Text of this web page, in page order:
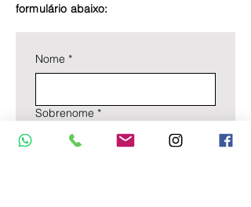
formulário abaixo:
Nome *
Sobrenome *